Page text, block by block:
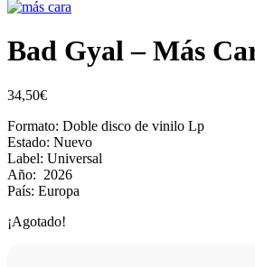
Bad Gyal – Más
34,50€
Formato: Doble disco de vinilo Lp
Estado: Nuevo
Label: Universal
Año: 2026
País: Europa
¡Agotado!